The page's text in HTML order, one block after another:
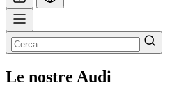
Le nostre Audi